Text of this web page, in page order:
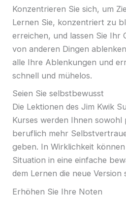
Konzentrieren Sie sich, um
Lernen Sie, konzentriert zu
erreichen, und lassen Sie Ihr
von anderen Dingen
alle Ihre Ablenkungen und
schnell und mühelos.
Seien Sie selbstbewusst
Die Lektionen des Jim Kwik
Kurses werden Ihnen sowohl
beruflich mehr
geben. In Wirklichkeit
Situation in eine einfache
dem Lernen die neue Version
Erhöhen Sie Ihre Noten